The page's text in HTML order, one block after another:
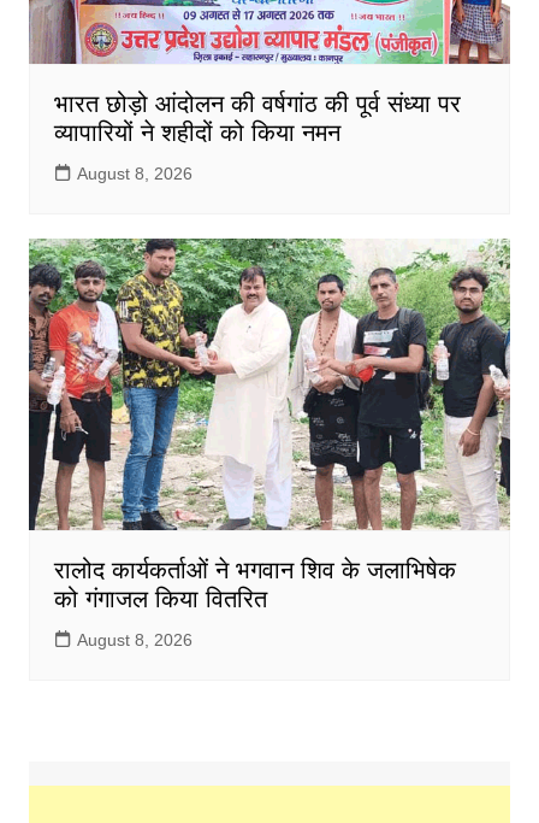
भारत छोड़ो आंदोलन की वर्षगांठ की पूर्व संध्या पर
व्यापारियों ने शहीदों को किया नमन
August 8, 2026
रालोद कार्यकर्ताओं ने भगवान शिव के जलाभिषेक
को गंगाजल किया वितरित
August 8, 2026